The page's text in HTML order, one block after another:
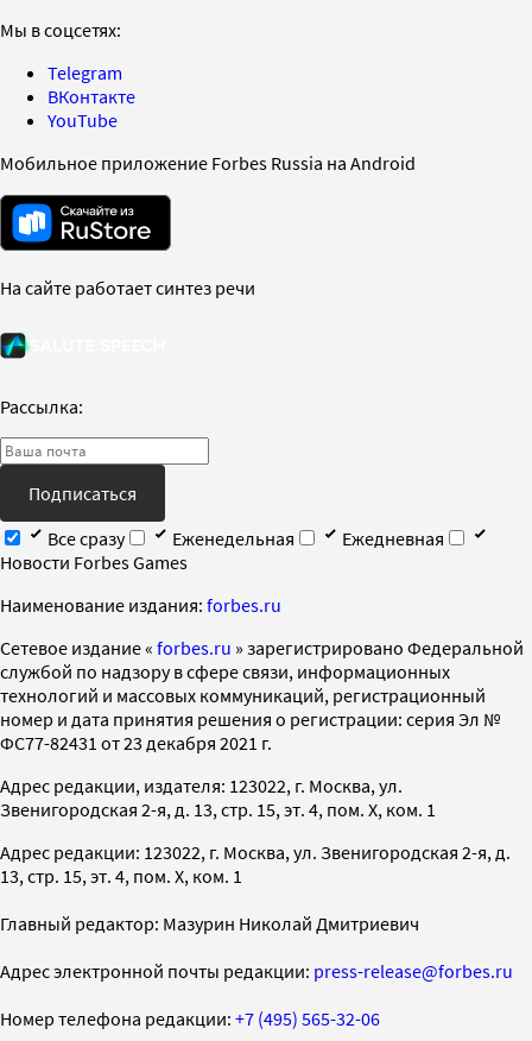
Мы в соцсетях:
Telegram
ВКонтакте
YouTube
Мобильное приложение Forbes Russia на Android
На сайте работает синтез речи
Рассылка:
Подписаться
Все сразу
Еженедельная
Ежедневная
Новости Forbes Games
Наименование издания: forbes.ru
Cетевое издание « forbes.ru » зарегистрировано Федеральной
службой по надзору в сфере связи, информационных
технологий и массовых коммуникаций, регистрационный
номер и дата принятия решения о регистрации: серия Эл №
ФС77-82431 от 23 декабря 2021 г.
Адрес редакции, издателя: 123022, г. Москва, ул.
Звенигородская 2-я, д. 13, стр. 15, эт. 4, пом. X, ком. 1
Адрес редакции: 123022, г. Москва, ул. Звенигородская 2-я, д.
13, стр. 15, эт. 4, пом. X, ком. 1
Главный редактор: Мазурин Николай Дмитриевич
Адрес электронной почты редакции: press-release@forbes.ru
Номер телефона редакции: +7 (495) 565-32-06